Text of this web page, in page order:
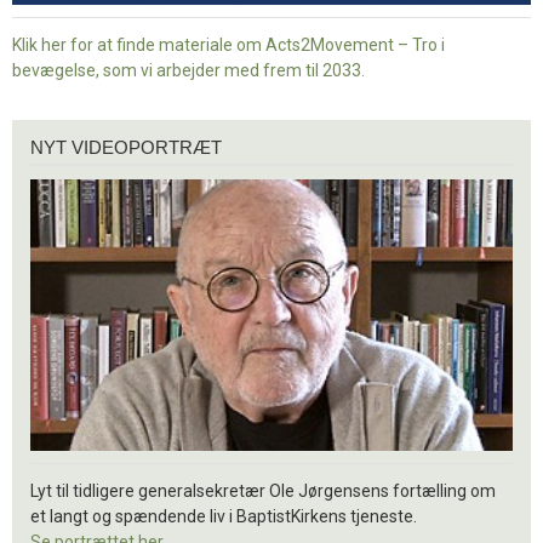
Klik her for at finde materiale om Acts2Movement – Tro i
bevægelse, som vi arbejder med frem til 2033.
videoportræt
NYT VIDEOPORTRÆT
Lyt til tidligere generalsekretær Ole Jørgensens fortælling om
et langt og spændende liv i BaptistKirkens tjeneste.